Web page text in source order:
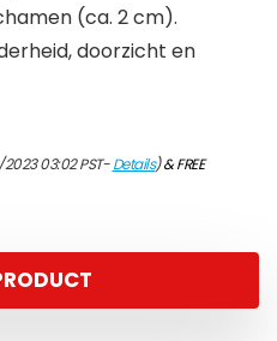
(ca. 2 cm).
doorzicht en
03:02 PST-Details)&FREE